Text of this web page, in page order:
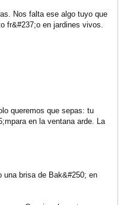
Nos falta ese algo tuyo que
fr&#237;o en jardines vivos.
queremos que sepas: tu
en la ventana arde. La
brisa de Bak&#250; en